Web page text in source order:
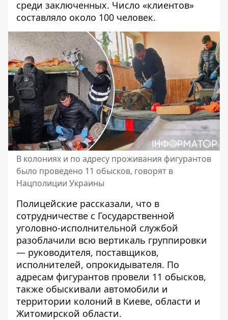
среди заключенных. Число «клиентов»
составляло около 100 человек.
В колониях и по адресу проживания фигурантов
было проведено 11 обысков, говорят в
Нацполиции Украины
Полицейские рассказали, что в
сотрудничестве с Государственной
уголовно-исполнительной службой
разоблачили всю вертикаль группировки
— руководителя, поставщиков,
исполнителей, опрокидывателя. По
адресам фигурантов провели 11 обысков,
также обыскивали автомобили и
территории колоний в Киеве, области и
Житомирской области.